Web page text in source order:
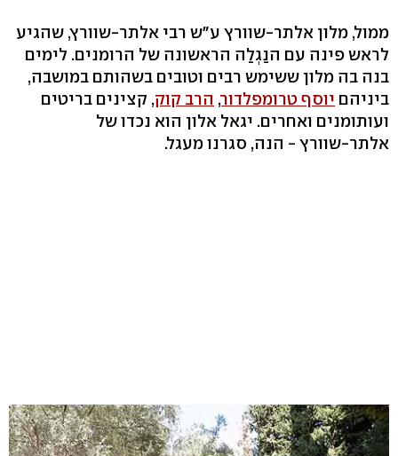
ממול, מלון אלתר-שוורץ ע"ש רבי אלתר-שוורץ, שהגיע
לראש פינה עם הנַגְלַה הראשונה של הרומנים. לימים
בנה בה מלון ששימש רבים וטובים בשהותם במושבה,
ביניהם יוסף טרומפלדור, הרב קוק, קצינים בריטים
ועותומנים ואחרים. יגאל אלון הוא נכדו של
אלתר-שוורץ - הנה, סגרנו מעגל.